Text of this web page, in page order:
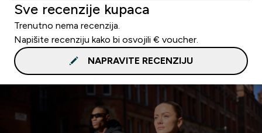
Sve recenzije kupaca
Trenutno nema recenzija.
Napišite recenziju kako bi osvojili € voucher.
NAPRAVITE RECENZIJU